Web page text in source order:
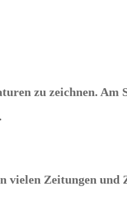
zu zeichnen. Am
vielen Zeitungen und